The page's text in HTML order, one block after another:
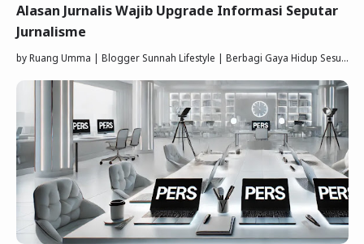
Alasan Jurnalis Wajib Upgrade Informasi Seputar
Jurnalisme
byRuang Umma | Blogger Sunnah Lifestyle | Berbagi Gaya Hidup Sesuai Quran Sunnah